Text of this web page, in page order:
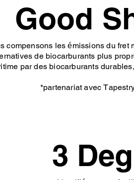
Good
compensons les émissions du
de biocarburants plus
par des biocarburants
*partenariat avec
3